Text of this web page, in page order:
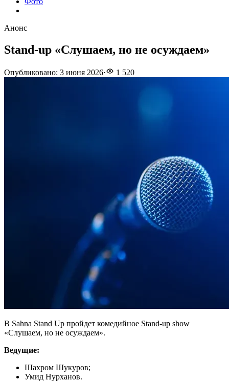
Анонс
Stand-up «Слушаем, но не осуждаем»
Опубликовано: 3 июня 2026· 1 520
В Sahna Stand Up пройдет комедийное Stand-up show
«Слушаем, но не осуждаем».
Ведущие:
Шахром Шукуров;
Умид Нурханов.